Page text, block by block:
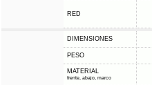
RED
DIMENSIONES
PESO
MATERIAL
frente, abajo, marco